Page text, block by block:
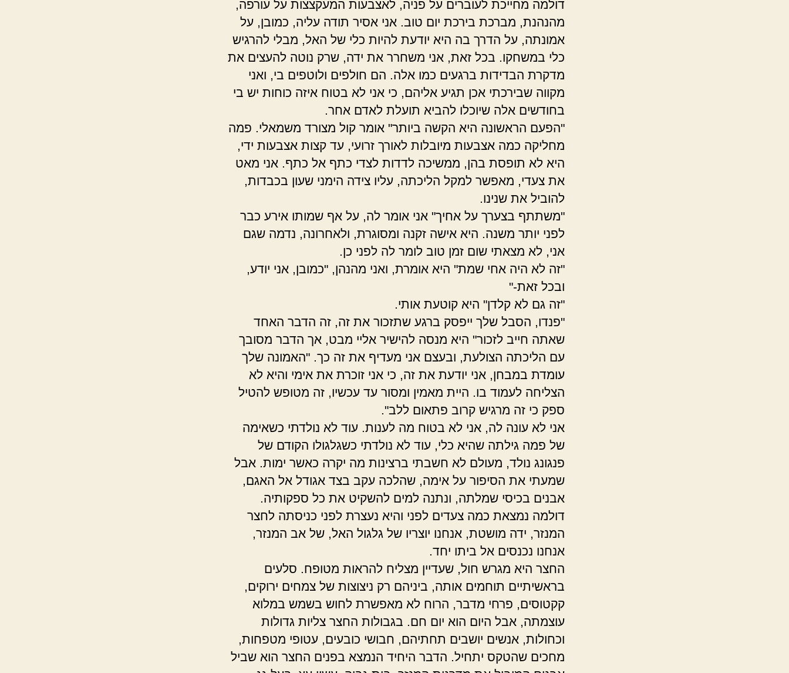
דולמה מחייכת לעוברים על פניה, לאצבעות המעקצצות על עורפה,
מהנהנת, מברכת בירכת יום טוב. אני אסיר תודה עליה, כמובן, על
אמונתה, על הדרך בה היא יודעת להיות כלי של האל, מבלי להרגיש
כלי במשחקו. בכל זאת, אני משחרר את ידה, שרק נוטה להעצים את
מדקרת הבדידות ברגעים כמו אלה. הם חולפים ולוטפים בי, ואני
מקווה שבירכתי אכן תגיע אליהם, כי אני לא בטוח איזה כוחות יש בי
בחודשים אלה שיוכלו להביא תועלת לאדם אחר.
"הפעם הראשונה היא הקשה ביותר" אומר קול מצורד משמאלי. פמה
מחליקה כמה אצבעות מיובלות לאורך זרועי, עד קצות אצבעות ידי,
היא לא תופסת בהן, ממשיכה לדדות לצדי כתף אל כתף. אני מאט
את צעדי, מאפשר למקל הליכתה, עליו צידה הימני שעון בכבדות,
להוביל את שנינו.
"משתתף בצערך על אחיך" אני אומר לה, על אף שמותו אירע כבר
לפני יותר משנה. היא אישה זקנה ומסוגרת, ולאחרונה, נדמה שגם
אני, לא מצאתי שום זמן טוב לומר לה לפני כן.
"זה לא היה אחי שמת" היא אומרת, ואני מהנהן, "כמובן, אני יודע,
ובכל זאת-"
"זה גם לא קלדן" היא קוטעת אותי.
"פנדו, הסבל שלך ייפסק ברגע שתזכור את זה, זה הדבר האחד
שאתה חייב לזכור" היא מנסה להישיר אליי מבט, אך הדבר מסובך
עם הליכתה הצולעת, ובעצם אני מעדיף את זה כך. "האמונה שלך
עומדת במבחן, אני יודעת את זה, כי אני זוכרת את אימי והיא לא
הצליחה לעמוד בו. היית מאמין ומסור עד עכשיו, זה מטופש להטיל
ספק כי זה מרגיש קרוב פתאום ללב".
אני לא עונה לה, אני לא בטוח מה לענות. עוד לא נולדתי כשאימה
של פמה גילתה שהיא כלי, עוד לא נולדתי כשגלגולו הקודם של
פנגונג נולד, מעולם לא חשבתי ברצינות מה יקרה כאשר ימות. אבל
שמעתי את הסיפור על אימה, שהלכה עקב בצד אגודל אל האגם,
אבנים בכיסי שמלתה, ונתנה למים להשקיט את כל ספקותיה.
דולמה נמצאת כמה צעדים לפני והיא נעצרת לפני כניסתה לחצר
המנזר, ידה מושטת, אנחנו יוצריו של גלגול האל, של אב המנזר,
אנחנו נכנסים אל ביתו יחד.
החצר היא מגרש חול, שעדיין מצליח להראות מטופח. סלעים
בראשיתיים תוחמים אותה, ביניהם רק ניצוצות של צמחים ירוקים,
קקטוסים, פרחי מדבר, הרוח לא מאפשרת לחוש בשמש במלוא
עוצמתה, אבל היום הוא יום חם. בגבולות החצר צליות גדולות
וכחולות, אנשים יושבים תחתיהם, חבושי כובעים, עטופי מטפחות,
מחכים שהטקס יתחיל. הדבר היחיד הנמצא בפנים החצר הוא שביל